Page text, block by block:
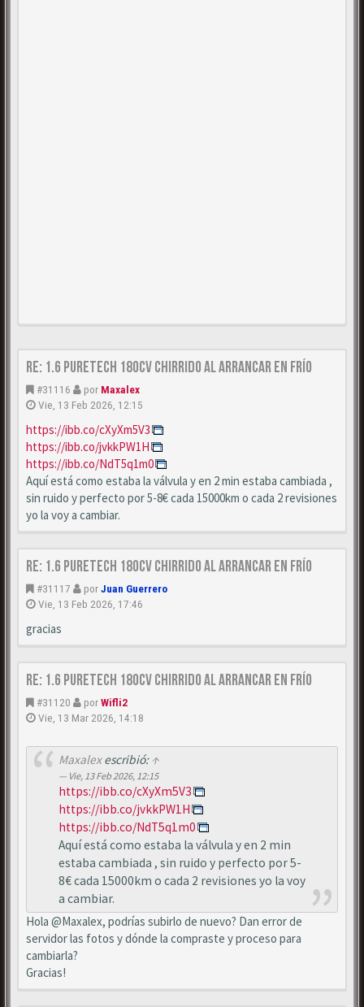
Re: 1.6 puretech 180cv chirrido al arrancar en frío
#31116 por Maxalex
Vie, 13 Feb 2026, 12:15
https://ibb.co/cXyXm5V3
https://ibb.co/jvkkPW1H
https://ibb.co/NdT5q1m0
Aquí está como estaba la válvula y en 2 min estaba cambiada ,
sin ruido y perfecto por 5-8€ cada 15000km o cada 2 revisiones
yo la voy a cambiar.
Re: 1.6 puretech 180cv chirrido al arrancar en frío
#31117 porJuan Guerrero
Vie, 13 Feb 2026, 17:46
gracias
Re: 1.6 puretech 180cv chirrido al arrancar en frío
#31120 porWifli2
Vie, 13 Mar 2026, 14:18
Maxalexescribió: ↑
Vie, 13 Feb 2026, 12:15
https://ibb.co/cXyXm5V3
https://ibb.co/jvkkPW1H
https://ibb.co/NdT5q1m0
Aquí está como estaba la válvula y en 2 min
estaba cambiada , sin ruido y perfecto por 5-
8€ cada 15000km o cada 2 revisiones yo la voy
a cambiar.
Hola @Maxalex, podrías subirlo de nuevo? Dan error de
servidor las fotos y dónde la compraste y proceso para
cambiarla?
Gracias!